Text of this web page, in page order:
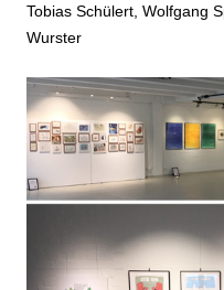
Tobias Schülert, Wolfgang
Wurster